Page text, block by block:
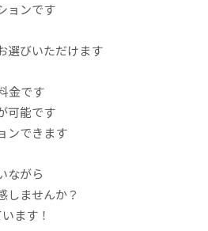
ョンです
選びいただけます
金です
可能です
ンできます
ながら
しませんか？
ます！